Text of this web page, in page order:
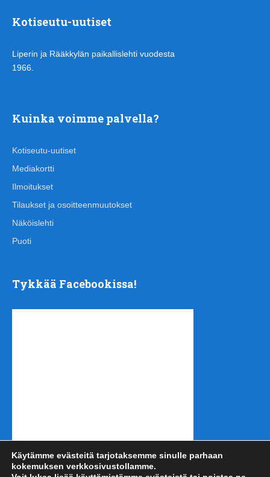
Kotiseutu-uutiset
Liperin ja Rääkkylän paikallislehti vuodesta
1966.
Kuinka voimme palvella?
Kotiseutu-uutiset
Mediakortti
Ilmoitukset
Tilaukset ja osoitteenmuutokset
Näköislehti
Puoti
Tykkää Facebookissa!
Käytämme evästeitä tarjotaksemme sinulle parhaan
kokemuksen verkkosivustollamme.